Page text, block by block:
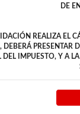
DE
REALIZA EL
DEBERÁ
IMPUESTO, Y A